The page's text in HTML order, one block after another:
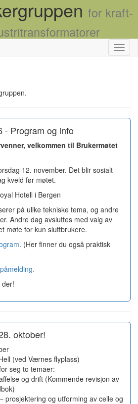
for kraft-
Skjul
- Program og info
velkommen til Brukermøtet
12. november. Det blir sosialt
kveld før møtet.
Hotell i Bergen
på ulike tekniske tema, og andre
Andre dag avsluttes med valg av
møte for kun sluttbrukere.
. (Her finner du også praktisk
der!
oktober!
(ved Værnes flyplass)
seg to temaer:
og drift (Kommende revisjon av
prosjektering og utforming av celle og